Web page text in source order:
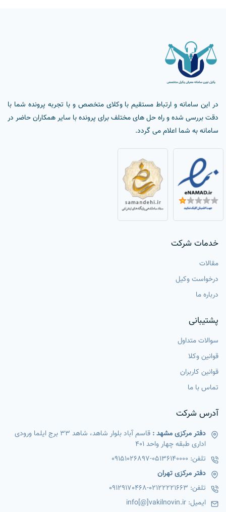
در این سامانه و ارتباط مستقیم با وکلای متخصص و با تجربه پرونده شما با
دقت بررسی شده و راه حل های مختلف برای پرونده با سایر همکاران حاضر در
سامانه به شما اعلام می گردد.
خدمات شرکت
مقالات
درخواست وکیل
درباره ما
پشتیبانی
سوالات متداول
قوانین وکلا
قوانین کاربران
تماس با ما
آدرس شرکت
دفتر مرکزی مشهد :
قاسم آباد بلوار شاهد، شاهد 33 برج ایلما ورودی
اداری طبقه چهار واحد 401
تلفن: 05136140000
-
09151026897
دفتر مرکزی تهران
تلفن: 02122221663
-
09129170468
ایمیل: info[@]vakilnovin.ir